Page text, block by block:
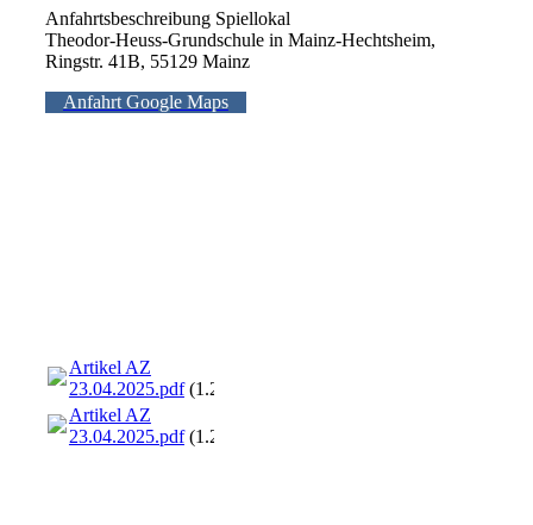
Anfahrtsbeschreibung Spiellokal
Theodor-Heuss-Grundschule in Mainz-Hechtsheim,
Ringstr. 41B, 55129 Mainz
Anfahrt Google Maps
Artikel AZ
23.04.2025.pdf(1.28MB)
Artikel AZ
23.04.2025.pdf(1.28MB)